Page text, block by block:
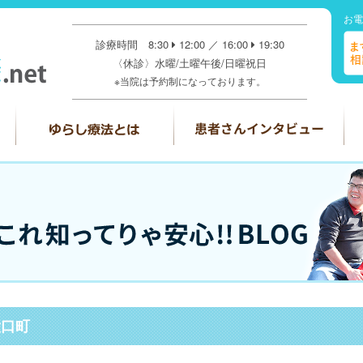
診療時間 8:30 12:00 ／ 16:00
19:30
〈休診〉水曜/土曜午後/日曜祝日
※当院は予約制になっております。
お
町